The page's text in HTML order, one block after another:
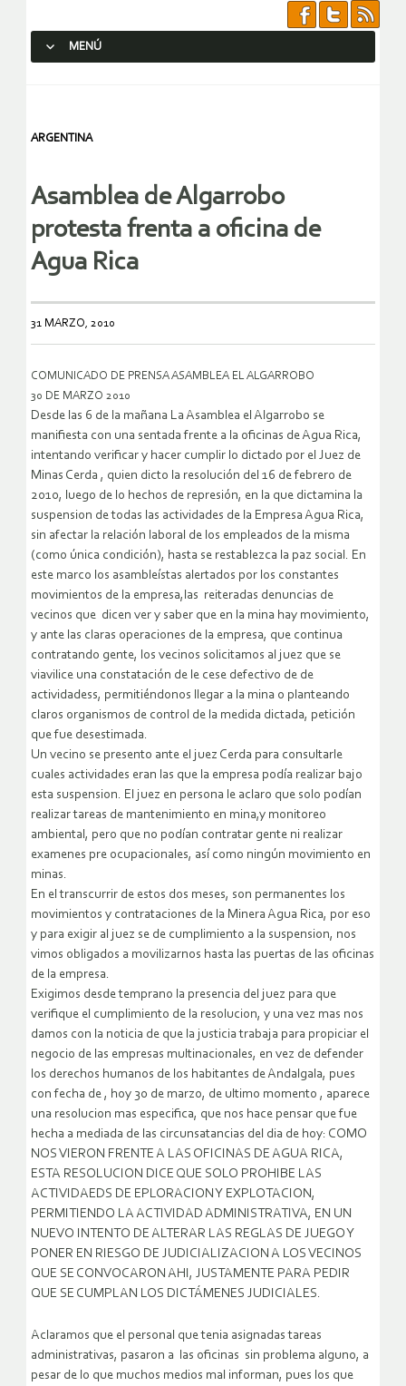
MENÚ
ARGENTINA
Asamblea de Algarrobo
protesta frenta a oficina de
Agua Rica
31 MARZO, 2010
COMUNICADO DE PRENSA ASAMBLEA EL ALGARROBO
30 DE MARZO 2010
Desde las 6 de la mañana La Asamblea el Algarrobo se
manifiesta con una sentada frente a la oficinas de Agua Rica,
intentando verificar y hacer cumplir lo dictado por el Juez de
Minas Cerda , quien dicto la resolución del 16 de febrero de
2010, luego de lo hechos de represión, en la que dictamina la
suspension de todas las actividades de la Empresa Agua Rica,
sin afectar la relación laboral de los empleados de la misma
(como única condición), hasta se restablezca la paz social. En
este marco los asambleístas alertados por los constantes
movimientos de la empresa,las reiteradas denuncias de
vecinos que dicen ver y saber que en la mina hay movimiento,
y ante las claras operaciones de la empresa, que continua
contratando gente, los vecinos solicitamos al juez que se
viavilice una constatación de le cese defectivo de de
actividadess, permitiéndonos llegar a la mina o planteando
claros organismos de control de la medida dictada, petición
que fue desestimada.
Un vecino se presento ante el juez Cerda para consultarle
cuales actividades eran las que la empresa podía realizar bajo
esta suspension. El juez en persona le aclaro que solo podían
realizar tareas de mantenimiento en mina,y monitoreo
ambiental, pero que no podían contratar gente ni realizar
examenes pre ocupacionales, así como ningún movimiento en
minas.
En el transcurrir de estos dos meses, son permanentes los
movimientos y contrataciones de la Minera Agua Rica, por eso
y para exigir al juez se de cumplimiento a la suspension, nos
vimos obligados a movilizarnos hasta las puertas de las oficinas
de la empresa.
Exigimos desde temprano la presencia del juez para que
verifique el cumplimiento de la resolucion, y una vez mas nos
damos con la noticia de que la justicia trabaja para propiciar el
negocio de las empresas multinacionales, en vez de defender
los derechos humanos de los habitantes de Andalgala, pues
con fecha de , hoy 30 de marzo, de ultimo momento , aparece
una resolucion mas especifica, que nos hace pensar que fue
hecha a mediada de las circunsatancias del dia de hoy: COMO
NOS VIERON FRENTE A LAS OFICINAS DE AGUA RICA,
ESTA RESOLUCION DICE QUE SOLO PROHIBE LAS
ACTIVIDAEDS DE EPLORACION Y EXPLOTACION,
PERMITIENDO LA ACTIVIDAD ADMINISTRATIVA, EN UN
NUEVO INTENTO DE ALTERAR LAS REGLAS DE JUEGO Y
PONER EN RIESGO DE JUDICIALIZACION A LOS VECINOS
QUE SE CONVOCARON AHI, JUSTAMENTE PARA PEDIR
QUE SE CUMPLAN LOS DICTÁMENES JUDICIALES.
Aclaramos que el personal que tenia asignadas tareas
administrativas, pasaron a las oficinas sin problema alguno, a
pesar de lo que muchos medios mal informan, pues los que